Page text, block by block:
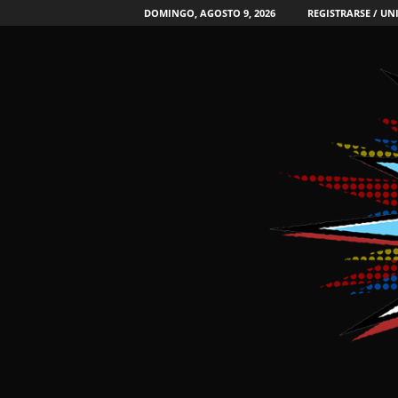
DOMINGO, AGOSTO 9, 2026 REGISTRARSE /